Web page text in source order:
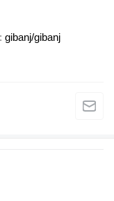
gibanj/gibanj